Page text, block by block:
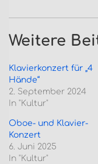
Weitere
Klavierkonzert für „4
Hände“
2. September 2024
In "Kultur"
Oboe- und Klavier-
Konzert
6. Juni 2025
In "Kultur"